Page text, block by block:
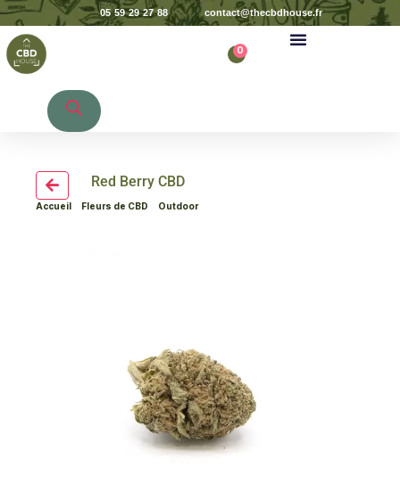
05 59 29 27 88 contact@thecbdhouse.fr
0
Red Berry CBD
Accueil Fleurs de CBD Outdoor> Red Berry CBD